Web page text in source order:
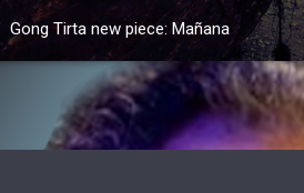
Gong Tirta new piece: Mañana